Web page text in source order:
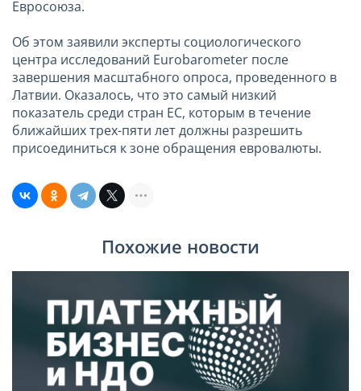
Евросоюза.
Об этом заявили эксперты социологического
центра исследований Eurobarometer после
завершения масштабного опроса, проведенного в
Латвии. Оказалось, что это самый низкий
показатель среди стран ЕС, которым в течение
ближайших трех-пяти лет должны разрешить
присоединиться к зоне обращения евровалюты.
Похожие новости